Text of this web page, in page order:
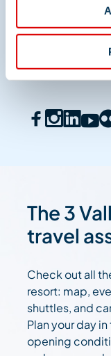
Share
Méribel
And join us on
The 3
travel
Check out all
resort: map,
shuttles, and
Plan your day
opening